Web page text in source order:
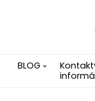
BLOG